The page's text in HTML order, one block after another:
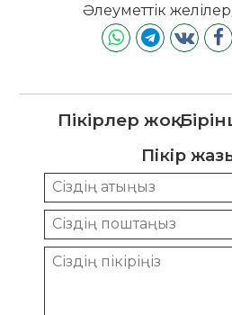
Әлеуметтік
Пікірлер жоқ.
Пікір